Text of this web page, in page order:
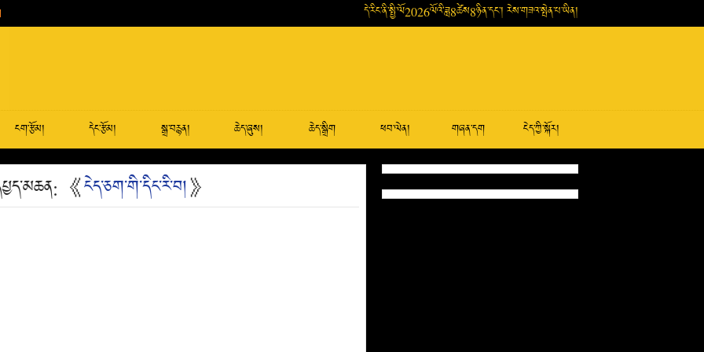
དེ་རིང་ནི་སྤྱི་ལོ2026ལོའི་ཟླ8ཚེས8ཉིན་དང་། རེས་གཟའ་སྤེན་པ་ཡིན།
ངག་རྩོམ། དེང་རྩོམ། སྒྲ་བརྙན། ཆེད་ཞུས། ཆེད་སྒྲིག ཕབ་ལེན། གཞན་དག ངེད་ཀྱི་སྐོར།
《ངེད་ཅག་གི་དིང་རི་བ།》